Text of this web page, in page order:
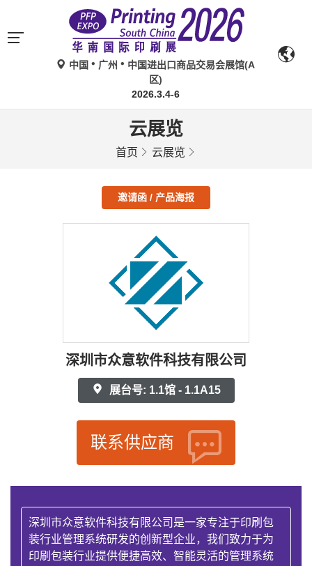
中国 广州
中国进出口商品交易会展馆(A
区)
2026.3.4-6
云展览
首页 云展览
邀请函 / 产品海报
深圳市众意软件科技有限公司
展台号: 1.1馆 - 1.1A15
联系供应商
深圳市众意软件科技有限公司是一家专注于印刷包
装行业管理系统研发的创新型企业，我们致力于为
印刷包装行业提供便捷高效、智能灵活的管理系统